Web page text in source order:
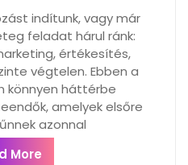
indítunk, vagy már
feladat hárul ránk:
értékesítés,
végtelen. Ebben a
könnyen háttérbe
amelyek elsőre
azonnal
More